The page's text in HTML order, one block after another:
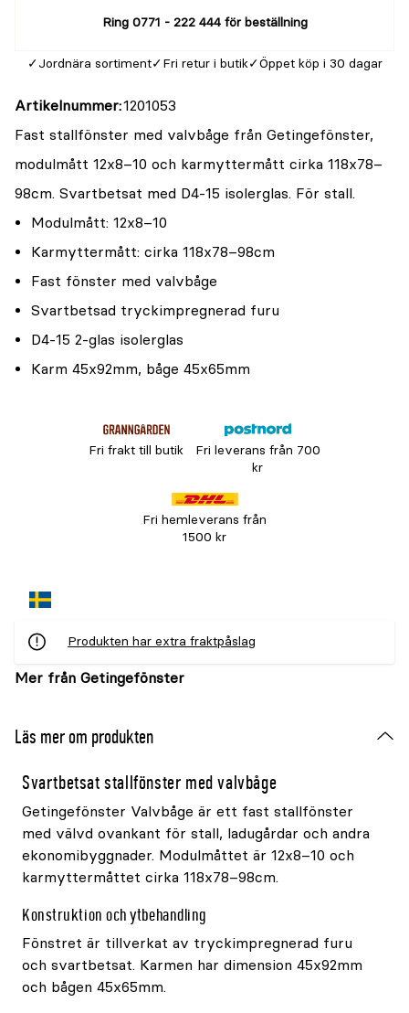
Ring 0771 - 222 444 för beställning
Jordnära sortiment Fri retur i butik Öppet köp i 30 dagar
Artikelnummer 1201053
Fast stallfönster med valvbåge från Getingefönster,
modulmått 12x8–10 och karmyttermått cirka 118x78–
98cm. Svartbetsat med D4-15 isolerglas. För stall.
Modulmått: 12x8–10
Karmyttermått: cirka 118x78–98cm
Fast fönster med valvbåge
Svartbetsad tryckimpregnerad furu
D4-15 2-glas isolerglas
Karm 45x92mm, båge 45x65mm
Fri frakt till butik
Fri leverans från 700
kr
Fri hemleverans från
1500 kr
Produkten har extra fraktpåslag
Mer från Getingefönster
Läs mer om produkten
Svartbetsat stallfönster med valvbåge
Getingefönster Valvbåge är ett fast stallfönster
med välvd ovankant för stall, ladugårdar och andra
ekonomibyggnader. Modulmåttet är 12x8–10 och
karmyttermåttet cirka 118x78–98cm.
Konstruktion och ytbehandling
Fönstret är tillverkat av tryckimpregnerad furu
och svartbetsat. Karmen har dimension 45x92mm
och bågen 45x65mm.